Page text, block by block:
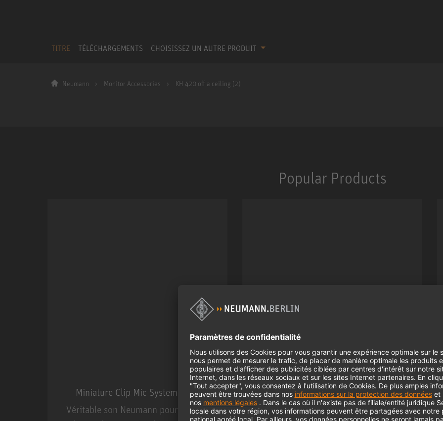
TITRE TÉLÉCHARGEMENTS CHOISISSEZ UN AUTRE PRODUIT
Neumann Monitor Accessories KH 420 off a ceiling (2)
Popular Products
Miniature Clip Mic System MCM
Véritable son Neumann pour la prise
KH 120 II
Le célèbre moniteur de studio de